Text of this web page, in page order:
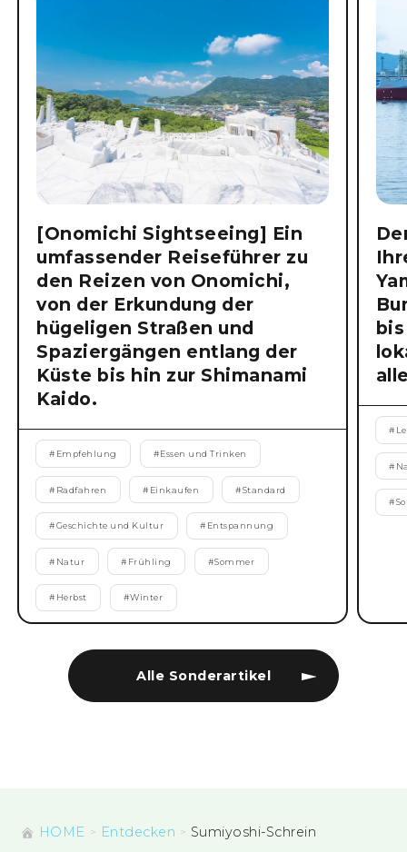
Alle Sonderartikel
[Onomichi Sightseeing] Ein
umfassender Reiseführer zu
den Reizen von Onomichi,
von der Erkundung der
hügeligen Straßen und
Spaziergängen entlang der
Küste bis hin zur Shimanami
Kaido.
# Empfehlung #Essen und Trinken
# Radfahren # Einkaufen #Standard
#Geschichte und Kultur # Entspannung
# Natur # Frühling #Sommer
# Herbst #Winter
#
#
#
HOME Entdecken Sumiyoshi-Schrein